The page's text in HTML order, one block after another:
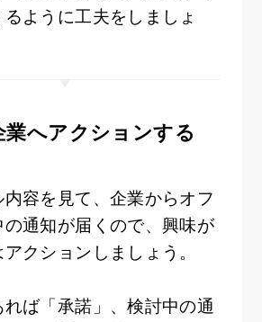
ように工夫をしましょ
業へアクションする
容を見て、企業からオフ
の通知が届くので、興味が
クションしましょう。
ば「承諾」、検討中の通